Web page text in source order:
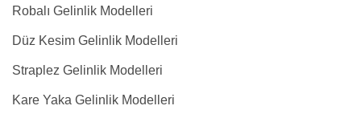
Robalı Gelinlik Modelleri
Düz Kesim Gelinlik Modelleri
Straplez Gelinlik Modelleri
Kare Yaka Gelinlik Modelleri